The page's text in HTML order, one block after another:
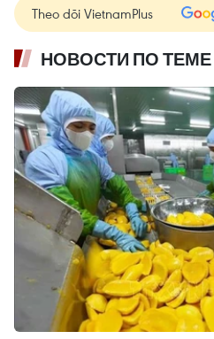
Theo dõi VietnamPlus
НОВОСТИ ПО ТЕМЕ